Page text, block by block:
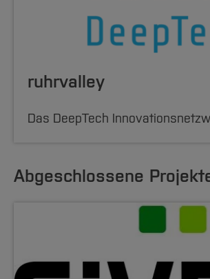
ruhrvalley
Das DeepTech
Abgeschlossene